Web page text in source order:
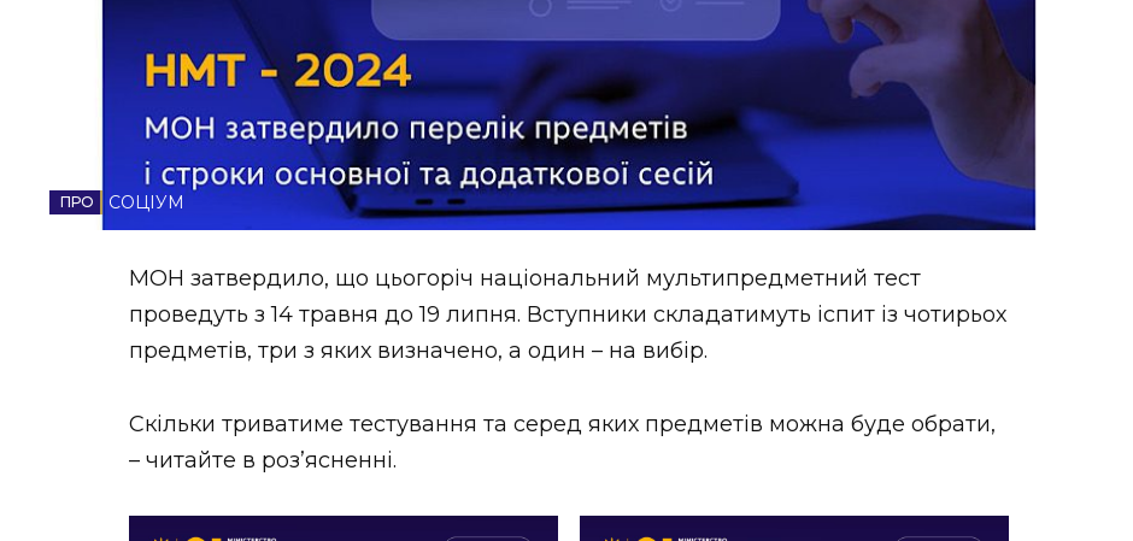
ФОТО
ВІДЕО
СОЦІУМ
МОН затвердило, що цьогоріч національний мультипредметний тест
проведуть з 14 травня до 19 липня. Вступники складатимуть іспит із чотирьох
предметів, три з яких визначено, а один – на вибір.
Скільки триватиме тестування та серед яких предметів можна буде обрати,
– читайте в роз’ясненні.